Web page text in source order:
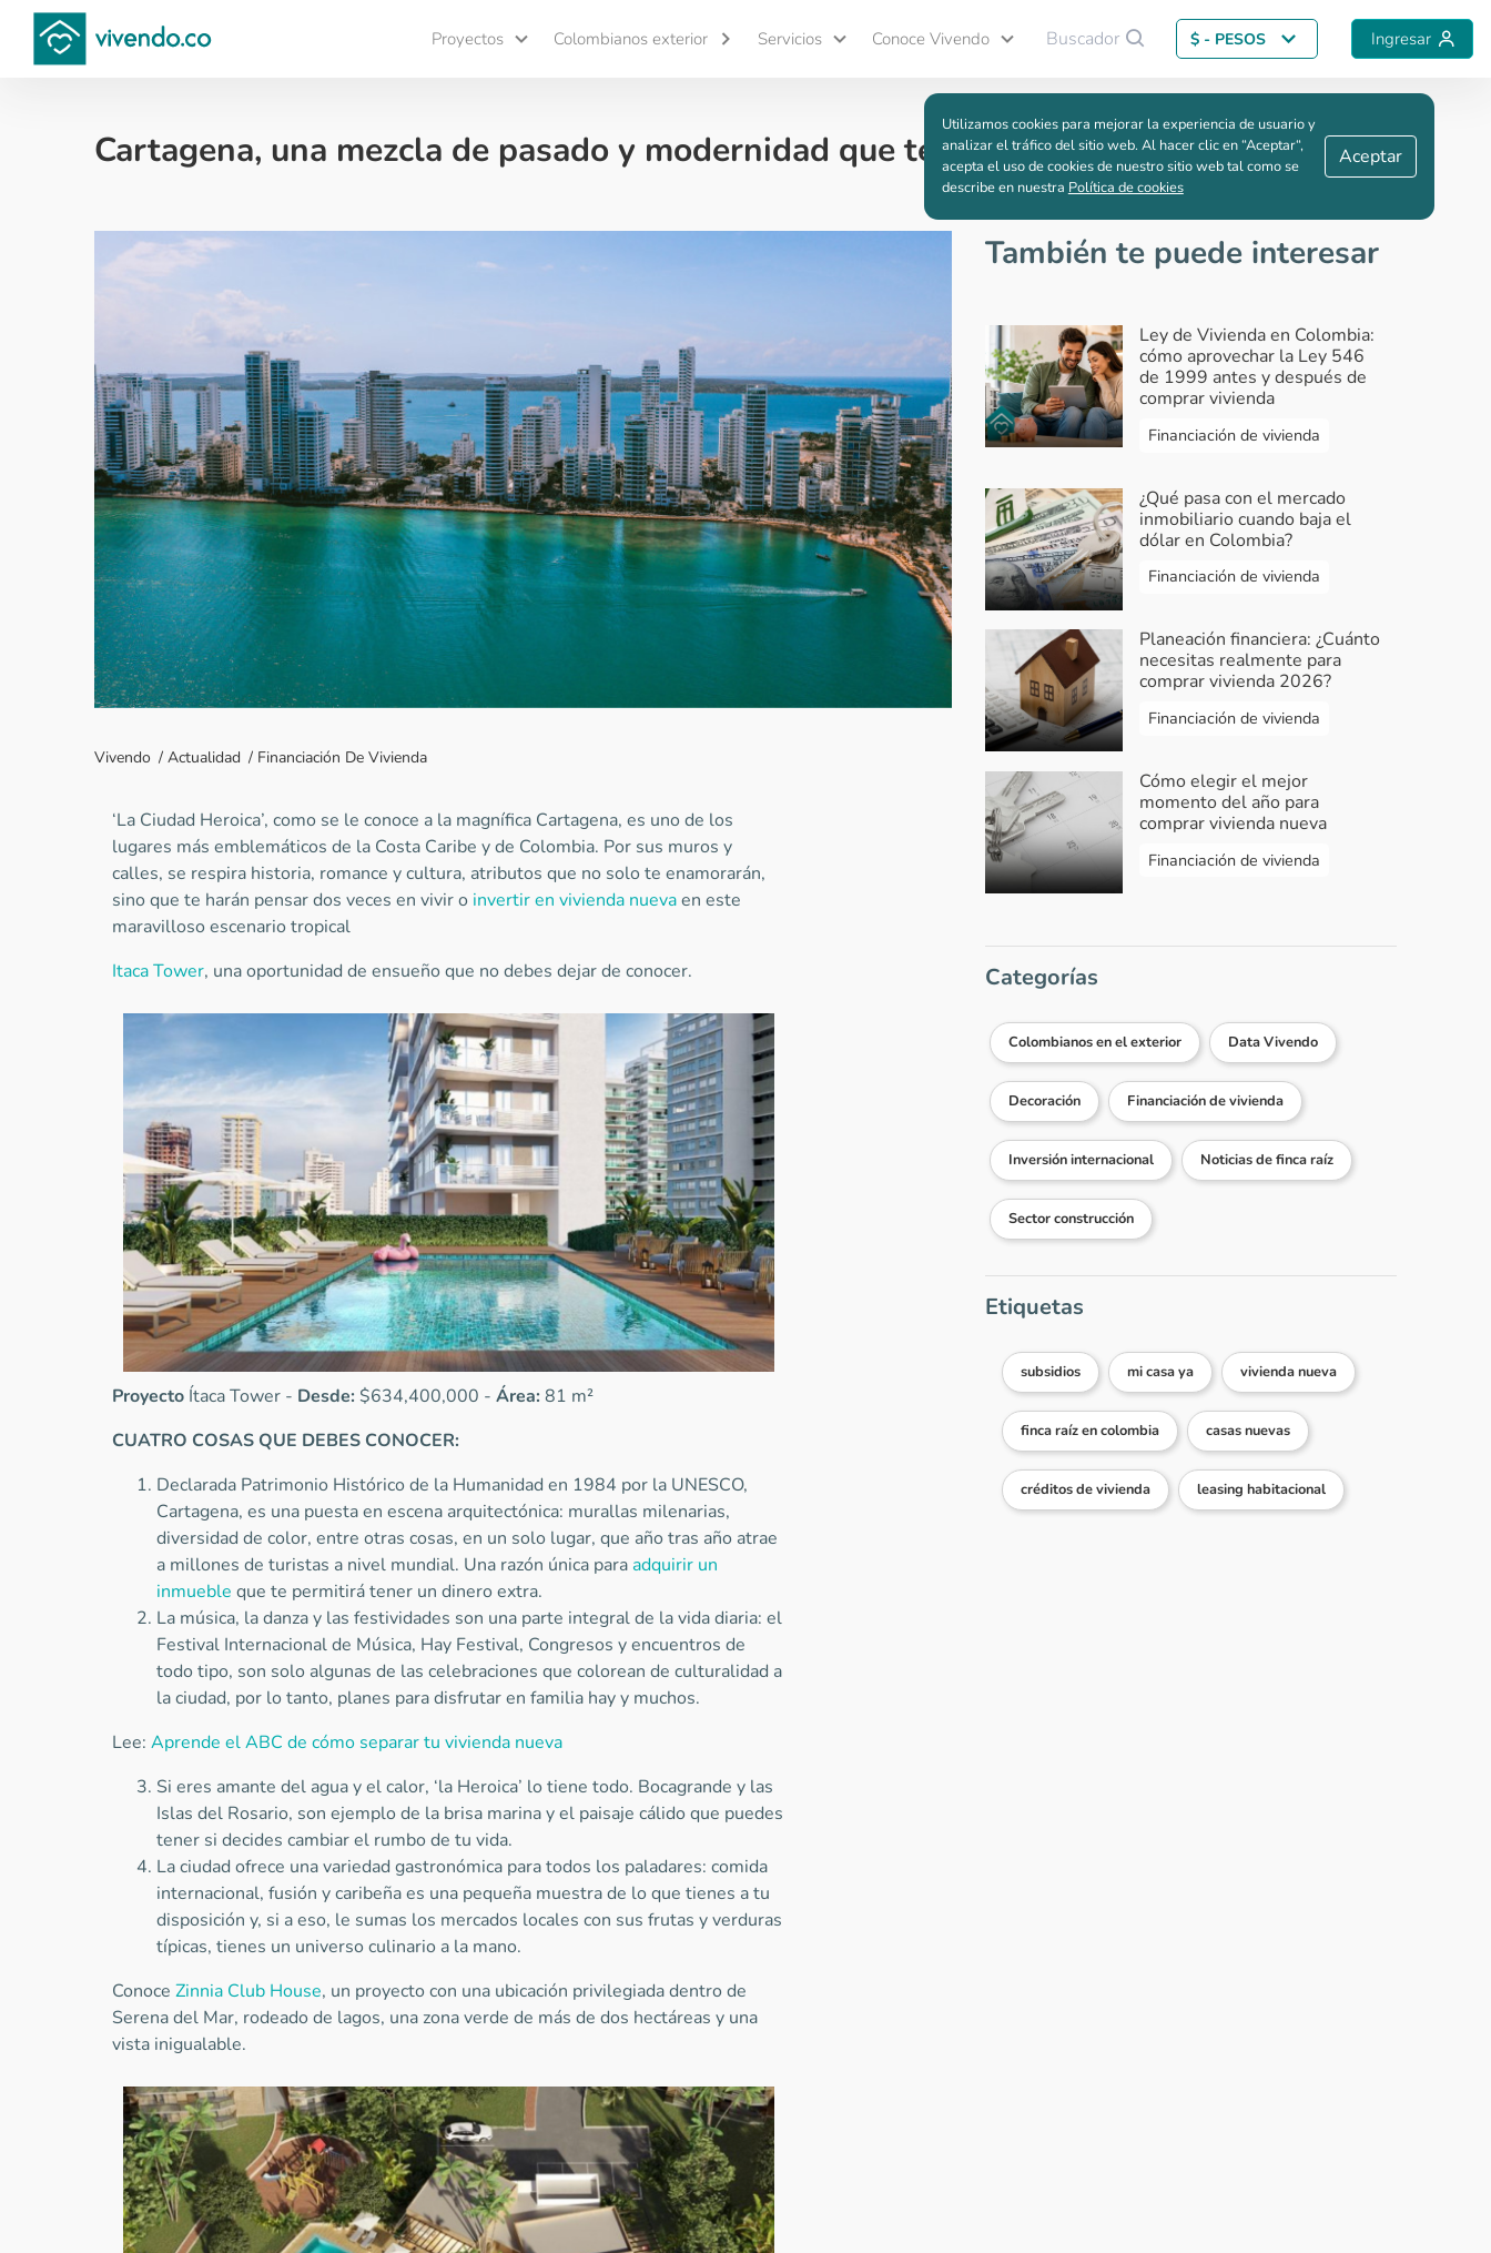
Proyectos Colombianos exterior Servicios Conoce Vivendo Buscador $ - PESOS Ingresar
Cartagena, una mezcla de pasado y modernidad que te darán una vida de ensueño
Financiación de vivienda - 2024-01-16
Vivendo / Actualidad / Financiación De Vivienda
‘La Ciudad Heroica’, como se le conoce a la magnífica Cartagena, es uno de los
lugares más emblemáticos de la Costa Caribe y de Colombia. Por sus muros y
calles, se respira historia, romance y cultura, atributos que no solo te enamorarán,
sino que te harán pensar dos veces en vivir o invertir en vivienda nuevaen este
maravilloso escenario tropical
Itaca Tower, una oportunidad de ensueño que no debes dejar de conocer.
ProyectoÍtaca Tower - Desde:$634,400,000 - Área:81 m²
CUATRO COSAS QUE DEBES CONOCER:
Declarada Patrimonio Histórico de la Humanidad en 1984 por la UNESCO,
Cartagena, es una puesta en escena arquitectónica: murallas milenarias,
diversidad de color, entre otras cosas, en un solo lugar, que año tras año atrae
a millones de turistas a nivel mundial. Una razón única paraadquirir un
inmueble que te permitirá tener un dinero extra.
La música, la danza y las festividades son una parte integral de la vida diaria: el
Festival Internacional de Música, Hay Festival, Congresos y encuentros de
todo tipo, son solo algunas de las celebraciones que colorean de culturalidad a
la ciudad, por lo tanto, planes para disfrutar en familia hay y muchos.
Lee: Aprende el ABC de cómo separar tu vivienda nueva
Si eres amante del agua y el calor, ‘la Heroica’ lo tiene todo. Bocagrande y las
Islas del Rosario, son ejemplo de la brisa marina y el paisaje cálido que puedes
tener si decides cambiar el rumbo de tu vida.
La ciudad ofrece una variedad gastronómica para todos los paladares: comida
internacional, fusión y caribeña es una pequeña muestra de lo que tienes a tu
disposición y, si a eso, le sumas los mercados locales con sus frutas y verduras
típicas, tienes un universo culinario a la mano.
Conoce Zinnia Club House, un proyecto con una ubicación privilegiada dentro de
Serena del Mar, rodeado de lagos, una zona verde de más de dos hectáreas y una
vista inigualable.
También te puede interesar
Ley de Vivienda en Colombia:
cómo aprovechar la Ley 546
de 1999 antes y después de
comprar vivienda
Financiación de vivienda
¿Qué pasa con el mercado
inmobiliario cuando baja el
dólar en Colombia?
Financiación de vivienda
Planeación financiera: ¿Cuánto
necesitas realmente para
comprar vivienda 2026?
Financiación de vivienda
Cómo elegir el mejor
momento del año para
comprar vivienda nueva
Financiación de vivienda
Categorías
Colombianos en el exterior Data Vivendo
Decoración Financiación de vivienda
Inversión internacional Noticias de finca raíz
Sector construcción
Etiquetas
subsidios mi casa ya vivienda nueva
finca raíz en colombia casas nuevas
créditos de vivienda leasing habitacional
Utilizamos cookies para mejorar la experiencia de usuario y
analizar el tráfico del sitio web. Al hacer clic en “Aceptar“,
acepta el uso de cookies de nuestro sitio web tal como se
describe en nuestra Política de cookies
Aceptar
Compara proyectos Guardar comparación